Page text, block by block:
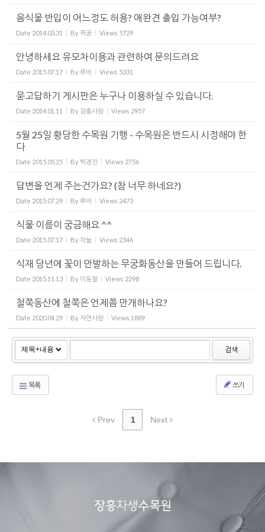
음식물 반입이 어느정도 허용? 애완견 출입 가능여부?
Date 2014.03.31 By짝꿍 Views 5729
안녕하세요 유모차이용과 관련하여 문의드려요
Date 2015.07.17 By루비 Views 5331
묻고답하기 게시판은 누구나 이용하실 수 있습니다.
Date 2014.01.11 By 장흥사랑 Views 2957
5월 25일 황당한 수목원 기행 - 수목원은 반드시 시정해야 한
다
Date 2015.05.25 By 박경진 Views 2756
답변을 언제 주는건가요? (참 너무 하네요?)
Date 2015.07.29 By루비 Views 2473
식물 이름이 궁금해요 ^^
Date 2015.07.17 By하늘 Views 2346
식재 당년에 꽃이 만발하는 무궁화동산을 만들어 드립니다.
Date 2015.11.13 By 이동철 Views 2298
철쭉동산에 철쭉은 언제쯤 만개하나요?
Date 2020.04.29 By 자연사랑 Views 1889
검색
목록 쓰기
Prev 1 Next